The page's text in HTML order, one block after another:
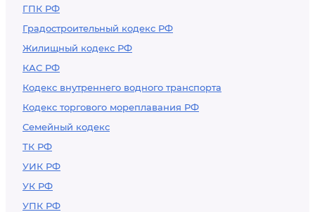
ГПК РФ
Градостроительный кодекс РФ
Жилищный кодекс РФ
КАС РФ
Кодекс внутреннего водного транспорта
Кодекс торгового мореплавания РФ
Семейный кодекс
ТК РФ
УИК РФ
УК РФ
УПК РФ